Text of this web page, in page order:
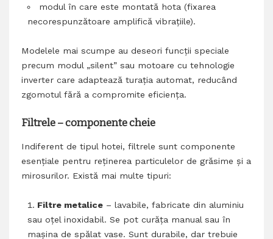
modul în care este montată hota (fixarea
necorespunzătoare amplifică vibrațiile).
Modelele mai scumpe au deseori funcții speciale
precum modul „silent” sau motoare cu tehnologie
inverter care adaptează turația automat, reducând
zgomotul fără a compromite eficiența.
Filtrele – componente cheie
Indiferent de tipul hotei, filtrele sunt componente
esențiale pentru reținerea particulelor de grăsime și a
mirosurilor. Există mai multe tipuri:
Filtre metalice – lavabile, fabricate din aluminiu
sau oțel inoxidabil. Se pot curăța manual sau în
mașina de spălat vase. Sunt durabile, dar trebuie